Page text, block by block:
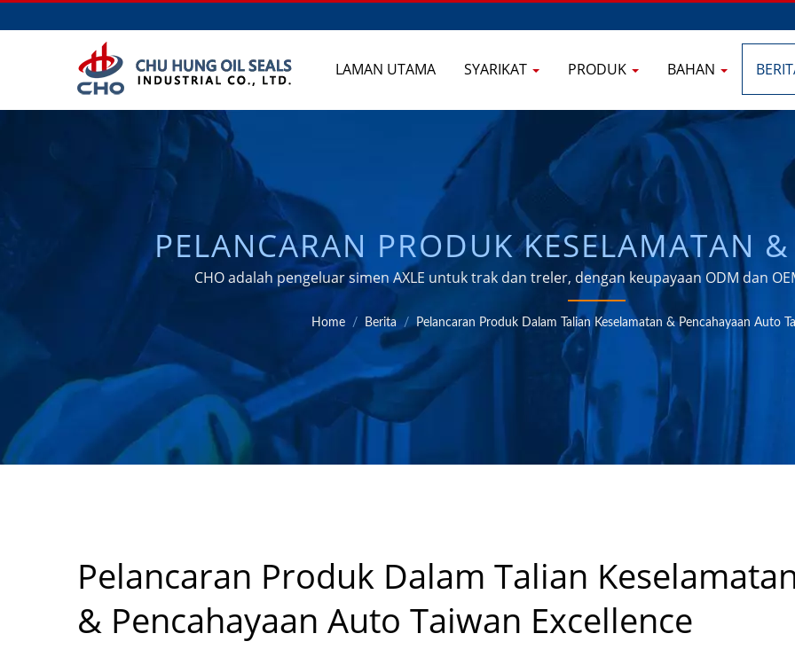
LAMAN UTAMA SYARIKAT PRODUK BAHAN
PELANCARAN PRODUK KESELAMATAN
KENDERAAN TAIWAN EXCELLENCE
PENGELUAR TAMPALAN RODA E-
INDUSTRI, TAMPALAN RODA
AXLE/KASET SEJAK 1988 | CHU HUNG OIL
CO., LTD.
CHO adalah pengeluar simen AXLE untuk trak dan treler, dengan keupayaan ODM dan
Home / Berita / Pelancaran Produk Dalam Talian Keselamatan & Pencahayaan Auto
Pelancaran Produk Dalam Talian
& Pencahayaan Auto Taiwan Excellence